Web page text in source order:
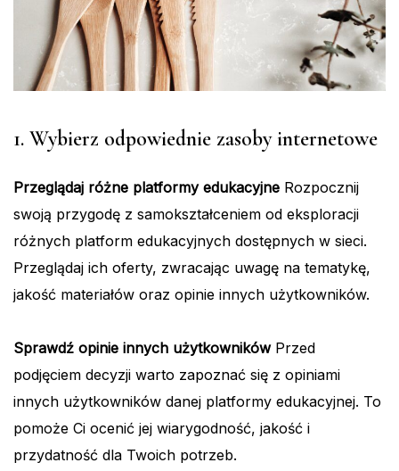
1. Wybierz odpowiednie zasoby internetowe
Przeglądaj różne platformy edukacyjne Rozpocznij
swoją przygodę z samokształceniem od eksploracji
różnych platform edukacyjnych dostępnych w sieci.
Przeglądaj ich oferty, zwracając uwagę na tematykę,
jakość materiałów oraz opinie innych użytkowników.
Sprawdź opinie innych użytkownikówPrzed
podjęciem decyzji warto zapoznać się z opiniami
innych użytkowników danej platformy edukacyjnej. To
pomoże Ci ocenić jej wiarygodność, jakość i
przydatność dla Twoich potrzeb.